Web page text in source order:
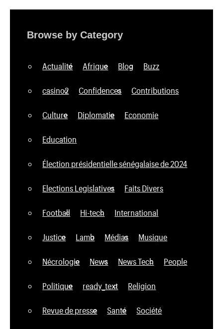
Browse by Category
Actualité Afrique Blog Buzz
casino2 Confidences Contributions
Culture Diplomatie Economie
Education
Élection présidentielle sénégalaise de 2024
Elections Legislatives Faits Divers
Football Hi-tech International
Justice Lamb Médias Musique
Nécrologie News News Tech People
Politique ready_text Religion
Revue de presse Santé Société